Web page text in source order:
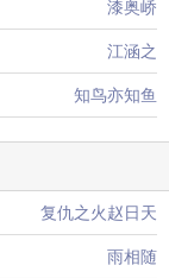
漆奥峤
江涵之
知鸟亦知鱼
复仇之火赵日天
雨相随